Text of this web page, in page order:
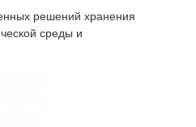
решений хранения
среды и